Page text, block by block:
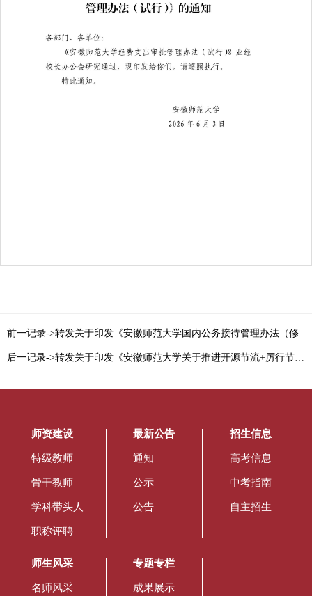
前一记录->转发关于印发《安徽师范大学国内公务接待管理办法（修订）》的通知
后一记录->转发关于印发《安徽师范大学关于推进开源节流+厉行节约工作的实施细则》的通知
师资建设
特级教师
骨干教师
学科带头人
职称评聘
最新公告
通知
公示
公告
招生信息
高考信息
中考指南
自主招生
师生风采
名师风采
专题专栏
成果展示